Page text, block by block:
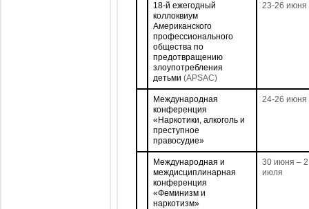
18-й ежегодный
коллоквиум
Американского
профессионального
общества по
предотвращению
злоупотребления
детьми (APSAC)
23-26 июня
Международная
конференция
«Наркотики, алкоголь и
преступное
правосудие»
24-26 июня
Международная и
междисциплинарная
конференция
«Феминизм и
наркотизм»
30 июня – 2
июля